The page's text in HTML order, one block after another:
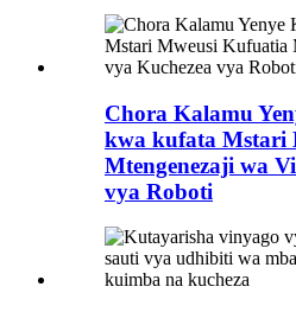
Chora Kalamu
kwa kufata Mstari
Mtengenezaji wa
vya Roboti